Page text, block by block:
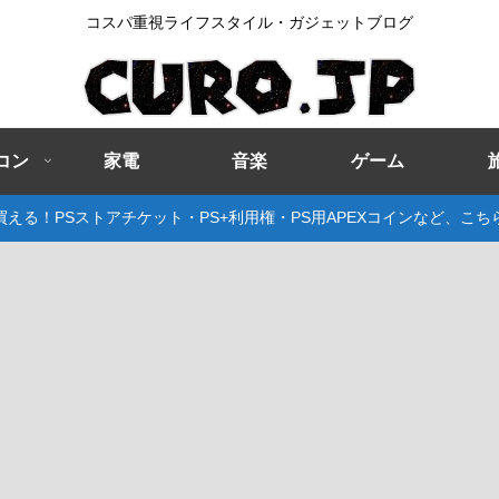
コスパ重視ライフスタイル・ガジェットブログ
ン 家電 音楽 ゲーム
える！PSストアチケット・PS+利用権・PS用APEXコインなど、こち